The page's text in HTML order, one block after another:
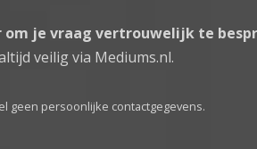
om je vraag vertrouwelijk te
veilig via Mediums.nl.
geen persoonlijke contactgegevens.